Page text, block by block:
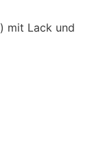
mit Lack und